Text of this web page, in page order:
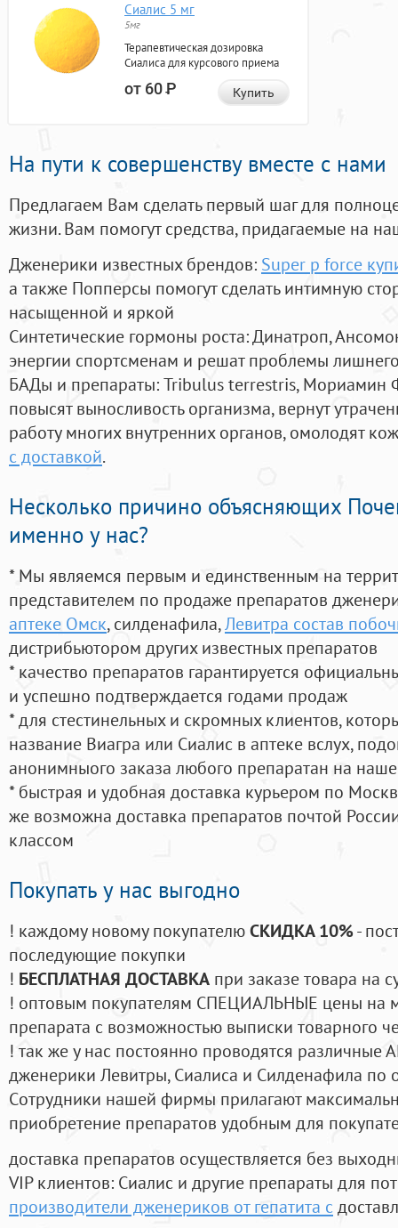
Сиалис 5 мг
5мг
Терапевтическая дозировка
Сиалиса для курсового приема
от 60Р Купить
На пути к совершенству вместе с нами
Предлагаем Вам сделать первый шаг для
жизни. Вам помогут средства, придагаемые на
Дженерики известных брендов: Super p force
а также Попперсы помогут сделать интимную
насыщенной и яркой
Синтетические гормоны роста: Динатроп,
энергии спортсменам и решат проблемы
БАДы и препараты:Tribulus terrestris, Мориамин
повысят выносливость организма, вернут
работу многих внутренних органов, омолодят
с доставкой.
Несколько причино объясняющих
именно у нас?
* Мы являемся первым и единственным на
представителем по продаже препаратов
аптеке Омск, силденафила,Левитра состав
дистрибьютором других известных препаратов
* качество препаратов гарантируется
и успешно подтверждается годами продаж
* для стестинельных и скромных клиентов,
название Виагра или Сиалис в аптеке вслух,
анонимныого заказа любого препаратан на
* быстрая и удобная доставка курьером по
же возможна доставка препаратов почтой
классом
Покупать у нас выгодно
! каждому новому покупателюСКИДКА 10%-
последующие покупки
! БЕСПЛАТНАЯ ДОСТАВКА при заказе товара на
! оптовым покупателям СПЕЦИАЛЬНЫЕ цены на
препарата с возможностью выписки товарного
! так же у нас постоянно проводятся
дженерики Левитры, Сиалиса и Силденафила по
Cотрудники нашей фирмы прилагают
приобретение препаратов удобным для
доставка препаратов осуществляется без
VIP клиентов: Сиалис и другие препараты для
производители дженериков от гепатита с